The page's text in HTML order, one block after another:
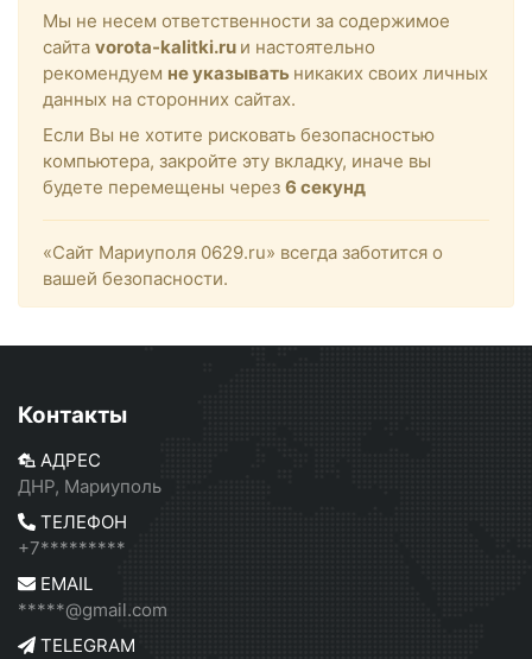
Мы не несем ответственности за содержимое
сайта vorota-kalitki.ru и настоятельно
рекомендуем не указывать никаких своих личных
данных на сторонних сайтах.
Если Вы не хотите рисковать безопасностью
компьютера, закройте эту вкладку, иначе вы
будете перемещены через 6 секунд
«Сайт Мариуполя 0629.ru» всегда заботится о
вашей безопасности.
Контакты
АДРЕС
ДНР, Мариуполь
ТЕЛЕФОН
+7*********
EMAIL
*****@gmail.com
TELEGRAM